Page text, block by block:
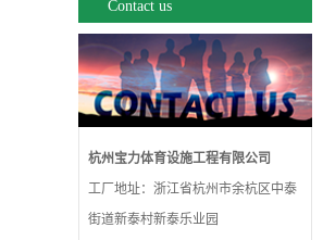
Contact us
杭州宝力体育设施工程有限公司
工厂地址：浙江省杭州市余杭区中泰
街道新泰村新泰乐业园